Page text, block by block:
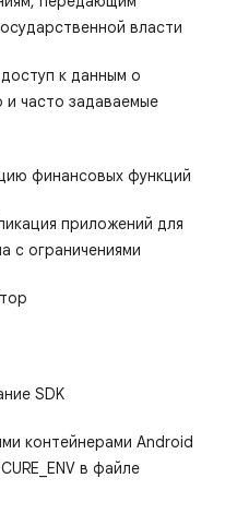
власти
к данным о
и часто задаваемые
финансовых функций
приложений для
с ограничениями
SDK
контейнерами Android
в файле